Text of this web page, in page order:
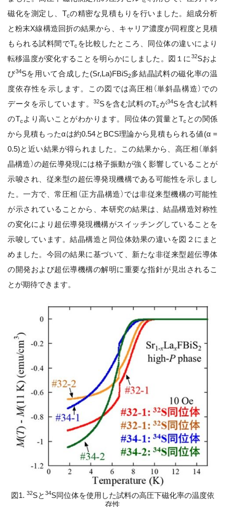
磁化を測定し、Tcの精密な見積もりを行いました。組成分析
と粉末X線構造回折の結果から、キャリア濃度が同程度と見積
もられる試料間でTc を比較したところ、同位体の違いにより
転移温度が変化することを明らかにしました。図１に 32Sおよ
び34Sを用いて合成した(Sr,La)FBiS2多結晶試料の磁化率の温
度依存性を示します。この図では高圧相（単斜晶構造）での
データを示しています。32Sを含む試料のTc が34Sを含む試料
のTc より高いことがわかります。同位体の質量とTc との関係
から見積もったαは約0.54とBCS理論から見積もられる値(α =
0.5)と近い結果が得られました。この結果から、高圧相（単斜
晶構造）の超伝導発現には格子振動が強く影響していることが
示唆され、従来型の超伝導発現機構である可能性を示しまし
た。一方で、常圧相（正方晶構造）では非従来型機構の可能性
が示されていることから、本研究の結果は、結晶構造対称性
の変化により超伝導発現機構がスイッチングしていることを
示唆しています。結晶構造と同位体効果の違いを図２にまと
めました。今回の結果に基づいて、新たな非従来型超伝導体
の開発および超伝導機構の解明に重要な指針が見出されるこ
とが期待できます。
図1. 32Sと 34S同位体を使用した試料の高圧下磁化率の温度依
存性